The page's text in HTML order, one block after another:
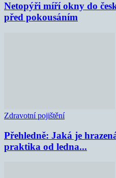
Netopýři míří okny do
před pokousáním
Zdravotní pojištění
Přehledně: Jaká je
praktika od ledna...